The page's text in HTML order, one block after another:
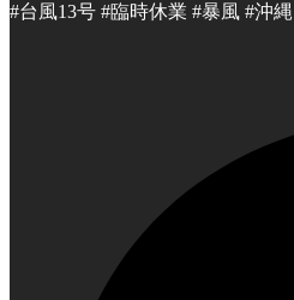
#台風13号 #臨時休業 #暴風 #沖縄